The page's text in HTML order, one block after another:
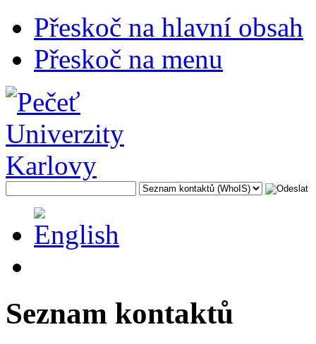
Přeskoč na hlavní obsah
Přeskoč na menu
Seznam kontaktů